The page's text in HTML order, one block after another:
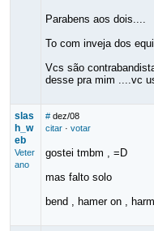
Parabens aos dois....
To com inveja dos
Vcs são
desse pra mim ....vc
slas
h_w
eb
Veter
ano
# dez/08
citar· votar
gostei tmbm , =D
mas falto solo
bend , hamer on ,